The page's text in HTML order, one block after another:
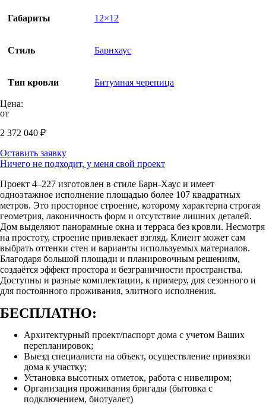
Габариты 12×12
Стиль Барнхаус
Тип кровли Битумная черепица
Цена:
от
2 372 040 ₽
Оставить заявку
Ничего не подходит, у меня свой проект
Проект 4–227 изготовлен в стиле Барн-Хаус и имеет
одноэтажное исполнение площадью более 107 квадратных
метров. Это просторное строение, которому характерна строгая
геометрия, лаконичность форм и отсутствие лишних деталей.
Дом выделяют панорамные окна и терраса без кровли. Несмотря
на простоту, строение привлекает взгляд. Клиент может сам
выбрать оттенки стен и варианты используемых материалов.
Благодаря большой площади и планировочным решениям,
создаётся эффект простора и безграничности пространства.
Доступны и разные комплектации, к примеру, для сезонного и
для постоянного проживания, элитного исполнения.
БЕСПЛАТНО:
Архитектурный проект/паспорт дома с учетом Ваших
перепланировок;
Выезд специалиста на объект, осуществление привязки
дома к участку;
Установка высотных отметок, работа с нивелиром;
Организация проживания бригады (бытовка с
подключением, биотуалет)